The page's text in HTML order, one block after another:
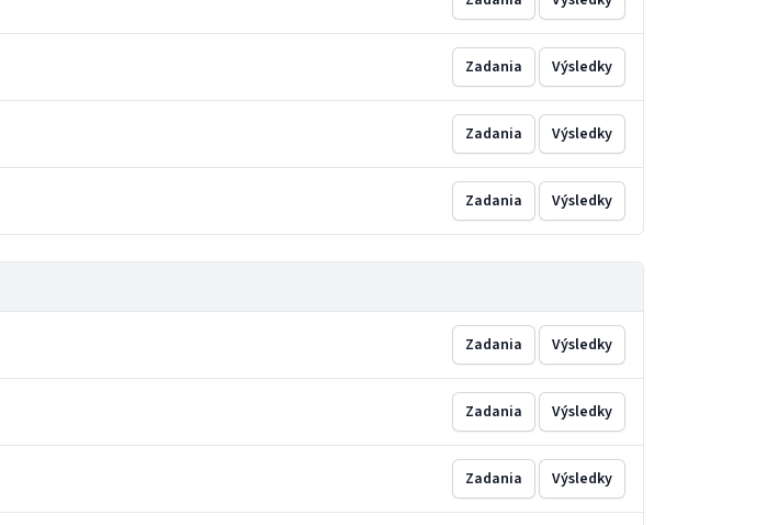
Zadania Výsledky
Zadania Výsledky
Zadania Výsledky
Zadania Výsledky
Zadania Výsledky
Zadania Výsledky